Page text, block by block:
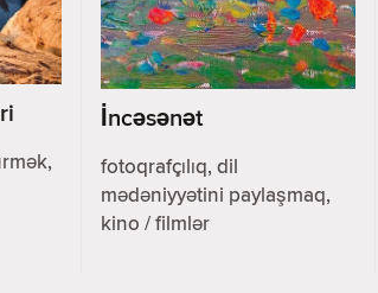
İncəsənət
fotoqrafçılıq, dil
mədəniyyətini paylaşmaq,
kino / filmlər